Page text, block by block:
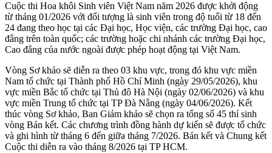
Cuộc thi Hoa khôi Sinh viên Việt Nam năm 2026 được khởi động
từ tháng 01/2026 với đối tượng là sinh viên trong độ tuổi từ 18 đến
24 đang theo học tại các Đại học, Học viện, các trường Đại học, cao
đẳng trên toàn quốc; các trường hoặc chi nhánh các trường Đại học,
Cao đẳng của nước ngoài được phép hoạt động tại Việt Nam.
Vòng Sơ khảo sẽ diễn ra theo 03 khu vực, trong đó khu vực miền
Nam tổ chức tại Thành phố Hồ Chí Minh (ngày 29/05/2026), khu
vực miền Bắc tổ chức tại Thủ đô Hà Nội (ngày 02/06/2026) và khu
vực miền Trung tổ chức tại TP Đà Nẵng (ngày 04/06/2026). Kết
thúc vòng Sơ khảo, Ban Giám khảo sẽ chọn ra tổng số 45 thí sinh
vòng Bán kết. Các chương trình đồng hành dự kiến sẽ được tổ chức
và ghi hình từ tháng 6 đến giữa tháng 7/2026. Bán kết và Chung kết
Cuộc thi diễn ra vào tháng 8/2026 tại TP HCM.